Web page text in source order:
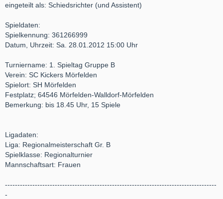
eingeteilt als: Schiedsrichter (und Assistent)
Spieldaten:
Spielkennung: 361266999
Datum, Uhrzeit: Sa. 28.01.2012 15:00 Uhr
Turniername: 1. Spieltag Gruppe B
Verein: SC Kickers Mörfelden
Spielort: SH Mörfelden
Festplatz; 64546 Mörfelden-Walldorf-Mörfelden
Bemerkung: bis 18.45 Uhr, 15 Spiele
Ligadaten:
Liga: Regionalmeisterschaft Gr. B
Spielklasse: Regionalturnier
Mannschaftsart: Frauen
-------------------------------------------------------------------------------------
-